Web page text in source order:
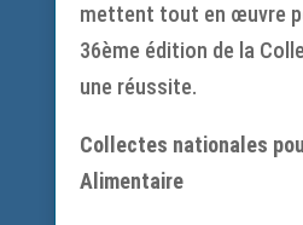
mettent tout en œuvre
36ème édition de la
une réussite.
Collectes nationales
Alimentaire